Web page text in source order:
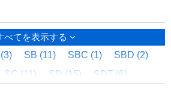
べてを表示する
SB (11) SBC (1)
SBD (2)
SC (11) SD (15)
SDT (6)